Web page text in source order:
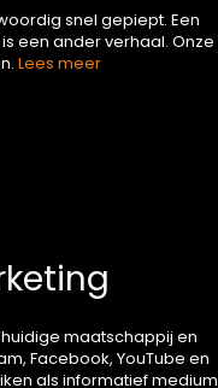
snel gepiept. Een
een ander verhaal. Onze
Lees meer
maatschappij en
Facebook, YouTube en
als informatief medium